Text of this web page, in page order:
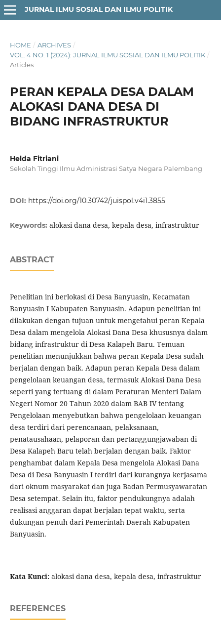
JURNAL ILMU SOSIAL DAN ILMU POLITIK
HOME / ARCHIVES /
VOL. 4 NO. 1 (2024): JURNAL ILMU SOSIAL DAN ILMU POLITIK /
Articles
PERAN KEPALA DESA DALAM
ALOKASI DANA DESA DI
BIDANG INFRASTRUKTUR
Helda Fitriani
Sekolah Tinggi Ilmu Administrasi Satya Negara Palembang
DOI: https://doi.org/10.30742/juispol.v4i1.3855
Keywords: alokasi dana desa, kepala desa, infrastruktur
ABSTRACT
Penelitian ini berlokasi di Desa Banyuasin, Kecamatan
Banyuasin I Kabupaten Banyuasin. Adapun penelitian ini
dilakukan dengan tujuan untuk mengetahui peran Kepala
Desa dalam mengelola Alokasi Dana Desa khususnya dalam
bidang infrastruktur di Desa Kalapeh Baru. Temuan
penelitian menunjukkan bahwa peran Kepala Desa sudah
berjalan dengan baik. Adapun peran Kepala Desa dalam
pengelolaan keuangan desa, termasuk Alokasi Dana Desa
seperti yang tertuang di dalam Peraturan Menteri Dalam
Negeri Nomor 20 Tahun 2020 dalam BAB IV tentang
Pengelolaan menyebutkan bahwa pengelolaan keuangan
desa terdiri dari perencanaan, pelaksanaan,
penatausahaan, pelaporan dan pertanggungjawaban di
Desa Kalapeh Baru telah berjalan dengan baik. Faktor
penghambat dalam Kepala Desa mengelola Alokasi Dana
Desa di Desa Banyuasin I terdiri dari kurangnya kerjasama
dari oknum masyarakat dan juga Badan Permusyawaratan
Desa setempat. Selain itu, faktor pendukungnya adalah
realisasi anggaran dapat berjalan tepat waktu, serta
dukungan penuh dari Pemerintah Daerah Kabupaten
Banyuasin.
Kata Kunci: alokasi dana desa, kepala desa, infrastruktur
REFERENCES